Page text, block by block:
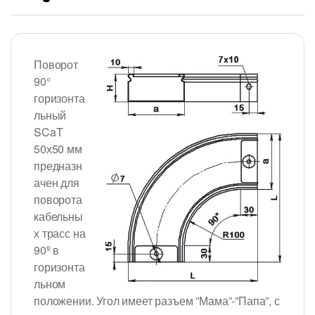
Поворот
90°
горизонта
льный
SCaT
50х50 мм
предназн
ачен для
поворота
кабельны
х трасс на
90º в
горизонта
льном
положении. Угол имеет разъем ”Мама”-”Папа”, с